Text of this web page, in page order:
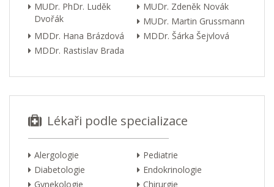
MUDr. PhDr. Luděk
Dvořák
MUDr. Zdeněk Novák
MUDr. Martin Grussmann
MDDr. Hana Brázdová
MDDr. Šárka Šejvlová
MDDr. Rastislav Brada
Lékaři podle specializace
Alergologie
Pediatrie
Diabetologie
Endokrinologie
Gynekologie
Chirurgie